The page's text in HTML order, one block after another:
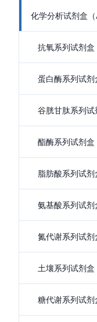
化学分析试剂盒（
抗氧系列试剂盒
蛋白酶系列试剂
谷胱甘肽系列试
酯酶系列试剂盒
脂肪酸系列试剂
氨基酸系列试剂
氮代谢系列试剂
土壤系列试剂盒
糖代谢系列试剂